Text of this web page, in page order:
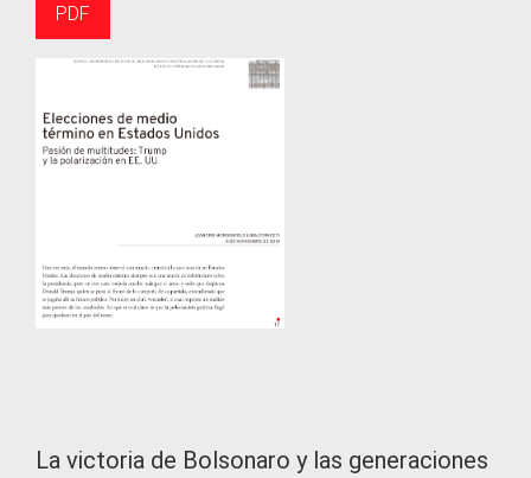
PDF
La victoria de Bolsonaro y las generaciones